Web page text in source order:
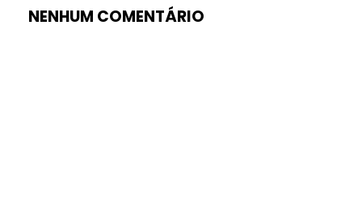
NENHUM COMENTÁRIO